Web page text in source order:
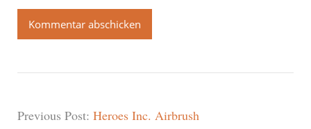
Previous Post: Heroes Inc. Airbrush